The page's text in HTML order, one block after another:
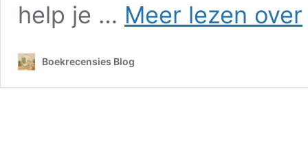
help je … Meer lezen over
Boekrecensies Blog